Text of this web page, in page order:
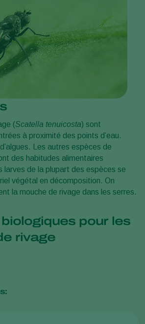
(Scatella tenuicosta) sont
à proximité des points d’eau.
Les autres espèces de
des habitudes alimentaires
larves de la plupart des espèces se
végétal en décomposition. On
la mouche de rivage dans les serres.
pour les
rivage